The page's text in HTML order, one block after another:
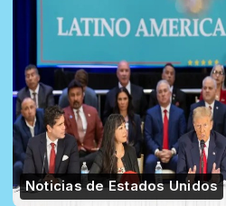
Noticias de Estados Unidos